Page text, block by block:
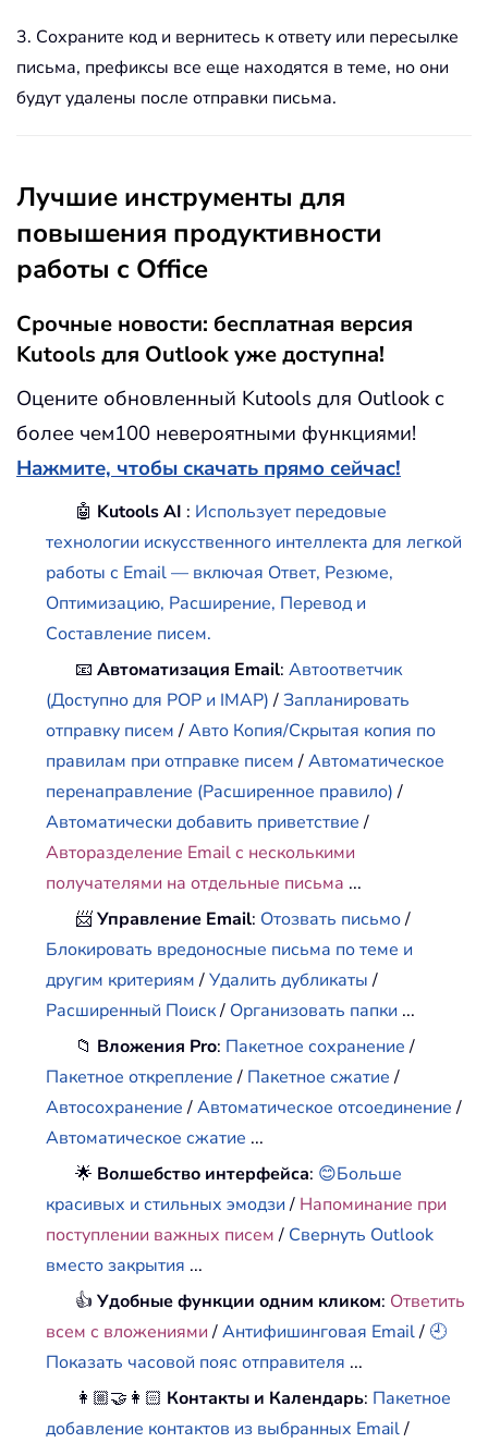
3. Сохраните код и вернитесь к ответу или пересылке
письма, префиксы все еще находятся в теме, но они
будут удалены после отправки письма.
Лучшие инструменты для
повышения продуктивности
работы с Office
Срочные новости: бесплатная версия
Kutools для Outlook уже доступна!
Оцените обновленный Kutools для Outlook с
более чем100 невероятными функциями!
Нажмите, чтобы скачать прямо сейчас!
🤖 Kutools AI : Использует передовые
технологии искусственного интеллекта для легкой
работы с Email — включая Ответ, Резюме,
Оптимизацию, Расширение, Перевод и
Составление писем.
📧Автоматизация Email:Автоответчик
(Доступно для POP и IMAP)/Запланировать
отправку писем/Авто Копия/Скрытая копия по
правилам при отправке писем/Автоматическое
перенаправление (Расширенное правило)/
Автоматически добавить приветствие/
Авторазделение Email с несколькими
получателями на отдельные письма ...
📨Управление Email: Отозвать письмо/
Блокировать вредоносные письма по теме и
другим критериям/Удалить дубликаты/
Расширенный Поиск/ Организовать папки ...
📁 Вложения Pro: Пакетное сохранение/
Пакетное открепление/ Пакетное сжатие/
Автосохранение/Автоматическое отсоединение/
Автоматическое сжатие ...
🌟 Волшебство интерфейса: 😊Больше
красивых и стильных эмодзи/ Напоминание при
поступлении важных писем/ Свернуть Outlook
вместо закрытия ...
👍Удобные функции одним кликом: Ответить
всем с вложениями /Антифишинговая Email/ 🕘
Показать часовой пояс отправителя ...
👩🏼‍🤝‍👩🏻 Контакты и Календарь: Пакетное
добавление контактов из выбранных Email/